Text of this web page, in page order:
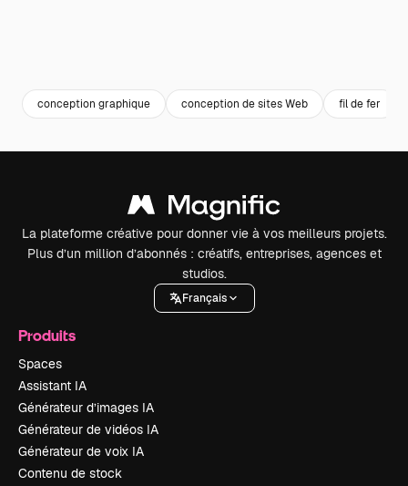
conception graphique conception de sites Web fil de fer
La plateforme créative pour donner vie à vos meilleurs projets.
Plus d’un million d’abonnés : créatifs, entreprises, agences et
studios.
Français
Produits
Spaces
Assistant IA
Générateur d’images IA
Générateur de vidéos IA
Générateur de voix IA
Contenu de stock